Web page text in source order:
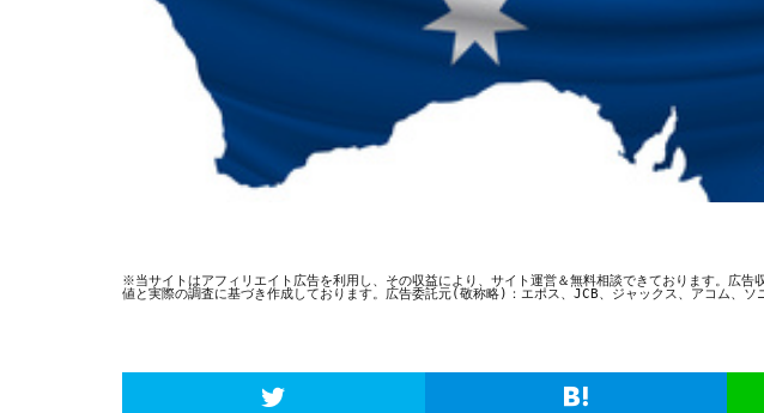
※当サイトはアフィリエイト広告を利用し、その収益により、サイト運営＆無料相談できております。広告
値と実際の調査に基づき作成しております。広告委託元(敬称略)：エポス、JCB、ジャックス、アコム、